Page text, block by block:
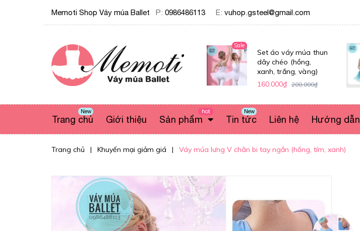
Memoti Shop Váy múa Ballet P: 0986486113 E: vuhop.gsteel@gmail.com
Sale
Set áo váy múa thun
dây chéo (hồng,
xanh, trắng, vàng)
160.000₫ 200.000₫
Trang chủ
New
Giới thiệu Sản phẩm
hot
Tin tức
New
Liên hệ Hướng dẫn
Trang chủ | Khuyến mại giảm giá | Váy múa lưng V chân bi tay ngắn (hồng, tím, xanh)